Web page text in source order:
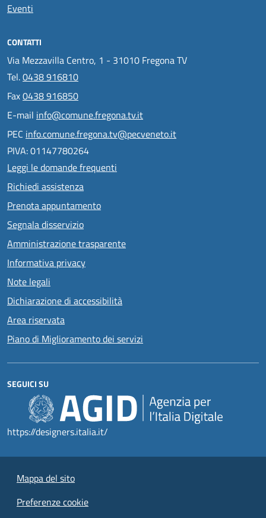
Eventi
CONTATTI
Via Mezzavilla Centro, 1 - 31010 Fregona TV
Tel.0438 916810
Fax0438 916850
E-mail info@comune.fregona.tv.it
PEC info.comune.fregona.tv@pecveneto.it
PIVA: 01147780264
Leggi le domande frequenti
Richiedi assistenza
Prenota appuntamento
Segnala disservizio
Amministrazione trasparente
Informativa privacy
Note legali
Dichiarazione di accessibilità
Area riservata
Piano di Miglioramento dei servizi
SEGUICI SU
https://designers.italia.it/
Mappa del sito
Preferenze cookie